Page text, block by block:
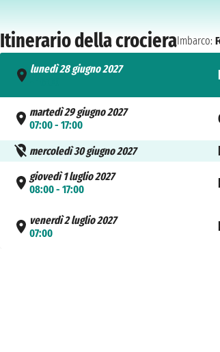
Itinerario della crocieraImbarco:
lunedì 28 giugno 2027
martedì 29 giugno 2027
07:00 - 17:00
mercoledì 30 giugno 2027
giovedì 1 luglio 2027
08:00 - 17:00
venerdì 2 luglio 2027
07:00